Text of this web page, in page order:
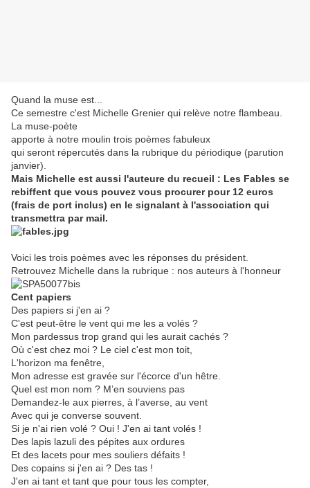
Quand la muse est...
Ce semestre c'est Michelle Grenier qui relève notre flambeau.
La muse-poète
apporte à notre moulin trois poèmes fabuleux
qui seront répercutés dans la rubrique du périodique (parution
janvier).
Mais Michelle est aussi l'auteure du recueil : Les Fables se
rebiffent que vous pouvez vous procurer pour 12 euros
(frais de port inclus) en le signalant à l'association qui
transmettra par mail.
Voici les trois poèmes avec les réponses du président.
Retrouvez Michelle dans la rubrique : nos auteurs à l'honneur
Cent papiers
Des papiers si j'en ai ?
C'est peut-être le vent qui me les a volés ?
Mon pardessus trop grand qui les aurait cachés ?
Où c'est chez moi ? Le ciel c'est mon toit,
L'horizon ma fenêtre,
Mon adresse est gravée sur l'écorce d'un hêtre.
Quel est mon nom ? M’en souviens pas
Demandez-le aux pierres, à l’averse, au vent
Avec qui je converse souvent.
Si je n'ai rien volé ? Oui ! J'en ai tant volés !
Des lapis lazuli des pépites aux ordures
Et des lacets pour mes souliers défaits !
Des copains si j'en ai ? Des tas !
J'en ai tant et tant que pour tous les compter,